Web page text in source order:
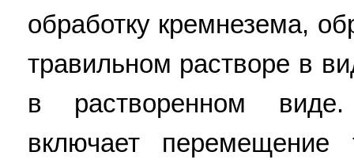
обработку кремнезема,
травильном растворе в
в растворенном
включает перемещение